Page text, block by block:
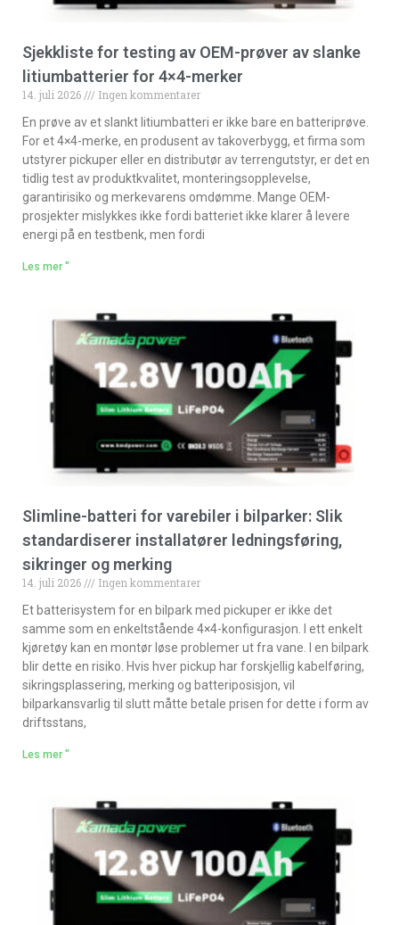
Sjekkliste for testing av OEM-prøver av slanke
litiumbatterier for 4×4-merker
14. juli 2026
Ingen kommentarer
En prøve av et slankt litiumbatteri er ikke bare en batteriprøve.
For et 4×4-merke, en produsent av takoverbygg, et firma som
utstyrer pickuper eller en distributør av terrengutstyr, er det en
tidlig test av produktkvalitet, monteringsopplevelse,
garantirisiko og merkevarens omdømme. Mange OEM-
prosjekter mislykkes ikke fordi batteriet ikke klarer å levere
energi på en testbenk, men fordi
Les mer "
Slimline-batteri for varebiler i bilparker: Slik
standardiserer installatører ledningsføring,
sikringer og merking
14. juli 2026
Ingen kommentarer
Et batterisystem for en bilpark med pickuper er ikke det
samme som en enkeltstående 4×4-konfigurasjon. I ett enkelt
kjøretøy kan en montør løse problemer ut fra vane. I en bilpark
blir dette en risiko. Hvis hver pickup har forskjellig kabelføring,
sikringsplassering, merking og batteriposisjon, vil
bilparkansvarlig til slutt måtte betale prisen for dette i form av
driftsstans,
Les mer "